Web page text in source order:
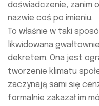
doświadczenie, zanim
nazwie coś po imieniu.
To właśnie w taki
likwidowana
dekretem. Ona jest
tworzenie klimatu
zaczynają sami się
formalnie zakazał im